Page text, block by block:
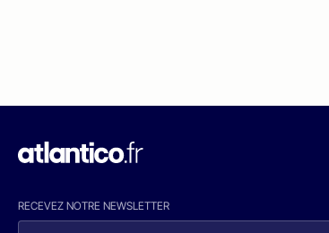
RECEVEZ NOTRE NEWSLETTER